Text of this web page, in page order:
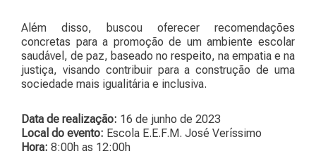
Além disso, buscou oferecer recomendações
concretas para a promoção de um ambiente escolar
saudável, de paz, baseado no respeito, na empatia e na
justiça, visando contribuir para a construção de uma
sociedade mais igualitária e inclusiva.
Data de realização: 16 de junho de 2023
Local do evento: Escola E.E.F.M. José Veríssimo
Hora: 8:00h as 12:00h